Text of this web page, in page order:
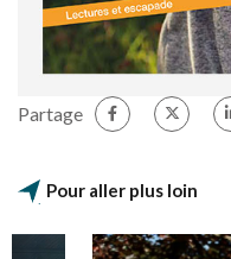
Partage
Pour aller plus loin